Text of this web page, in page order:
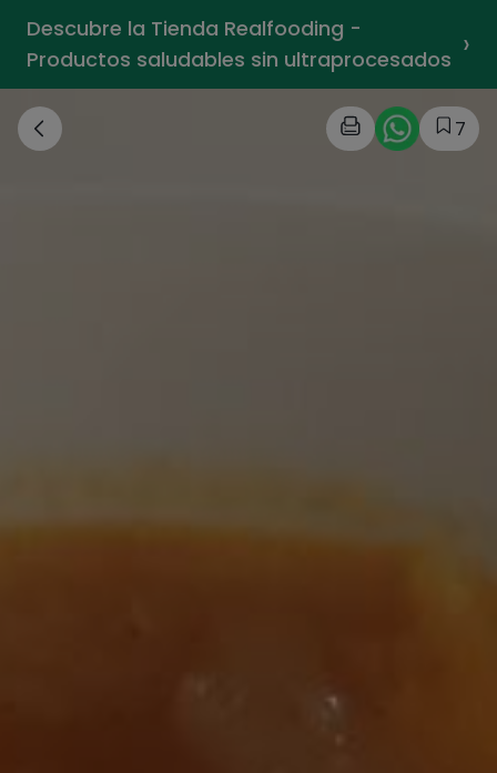
Descubre la Tienda Realfooding -
Productos saludables sin ultraprocesados ›
7